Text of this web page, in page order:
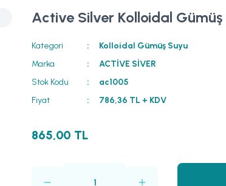
Active Silver Kolloidal Gümüş
Kategori
Kolloidal Gümüş Suyu
Marka
ACTİVE SİVER
Stok Kodu
ac1005
Fiyat
786,36 TL + KDV
865,00 TL